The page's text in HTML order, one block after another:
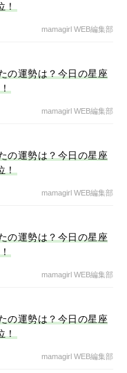
mamagirl WEB編集部
の運勢は？今日の星座
mamagirl WEB編集部
の運勢は？今日の星座
mamagirl WEB編集部
の運勢は？今日の星座
mamagirl WEB編集部
の運勢は？今日の星座
mamagirl WEB編集部